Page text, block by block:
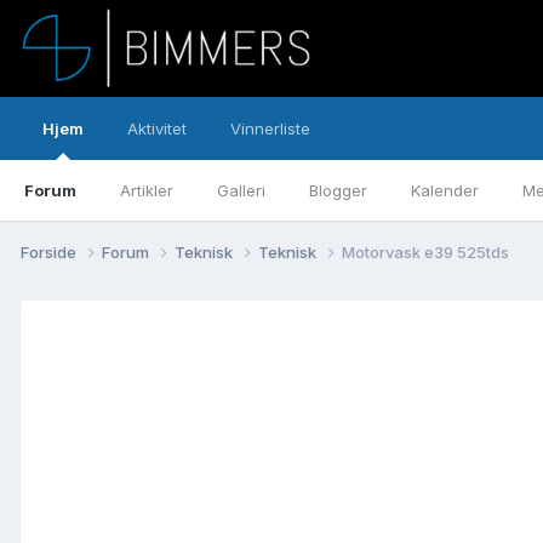
Hjem
Forum Artikler Galleri Blogger Kalender
Aktivitet Vinnerliste
Forside Forum Teknisk Teknisk Motorvask e39 525tds